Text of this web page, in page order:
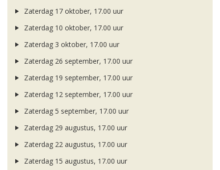
Zaterdag 17 oktober, 17.00 uur
Zaterdag 10 oktober, 17.00 uur
Zaterdag 3 oktober, 17.00 uur
Zaterdag 26 september, 17.00 uur
Zaterdag 19 september, 17.00 uur
Zaterdag 12 september, 17.00 uur
Zaterdag 5 september, 17.00 uur
Zaterdag 29 augustus, 17.00 uur
Zaterdag 22 augustus, 17.00 uur
Zaterdag 15 augustus, 17.00 uur